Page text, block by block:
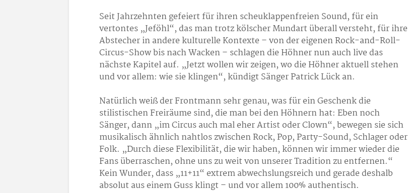
Seit Jahrzehnten gefeiert für ihren scheuklappenfreien Sound, für ein
vertontes „Jeföhl“, das man trotz kölscher Mundart überall versteht, für ihre
Abstecher in andere kulturelle Kontexte – von der eigenen Rock-and-Roll-
Circus-Show bis nach Wacken – schlagen die Höhner nun auch live das
nächste Kapitel auf. „Jetzt wollen wir zeigen, wo die Höhner aktuell stehen
und vor allem: wie sie klingen“, kündigt Sänger Patrick Lück an.
Natürlich weiß der Frontmann sehr genau, was für ein Geschenk die
stilistischen Freiräume sind, die man bei den Höhnern hat: Eben noch
Sänger, dann „im Circus auch mal eher Artist oder Clown“, bewegen sie sich
musikalisch ähnlich nahtlos zwischen Rock, Pop, Party-Sound, Schlager oder
Folk. „Durch diese Flexibilität, die wir haben, können wir immer wieder die
Fans überraschen, ohne uns zu weit von unserer Tradition zu entfernen.“
Kein Wunder, dass „11+11“ extrem abwechslungsreich und gerade deshalb
absolut aus einem Guss klingt – und vor allem 100% authentisch.